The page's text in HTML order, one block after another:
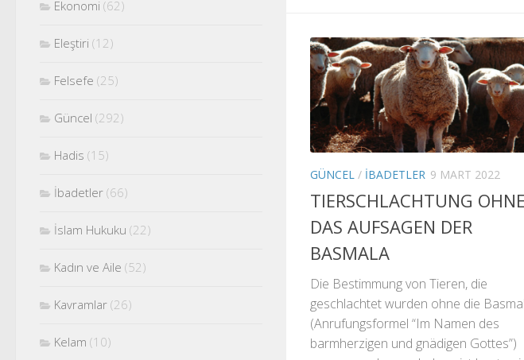
GÜNCEL / İBADETLER 9 MART 2022
TIERSCHLACHTUNG OHNE
DAS AUFSAGEN DER
BASMALA
Die Bestimmung von Tieren, die
geschlachtet wurden ohne die
(Anrufungsformel “Im Namen des
barmherzigen und gnädigen Gottes”)
Ekonomi (62)
Eleştiri (12)
Felsefe (25)
Güncel (292)
Hadis (15)
İbadetler (66)
İslam Hukuku (22)
Kadın ve Aile (52)
Kavramlar (26)
Kelam (10)